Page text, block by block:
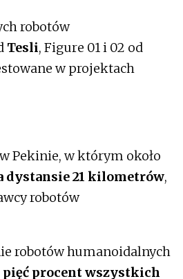
robotów
Tesli, Figure 01 i 02 od
w projektach
Pekinie, w którym około
dystansie 21 kilometrów,
robotów
robotów humanoidalnych
procent wszystkich